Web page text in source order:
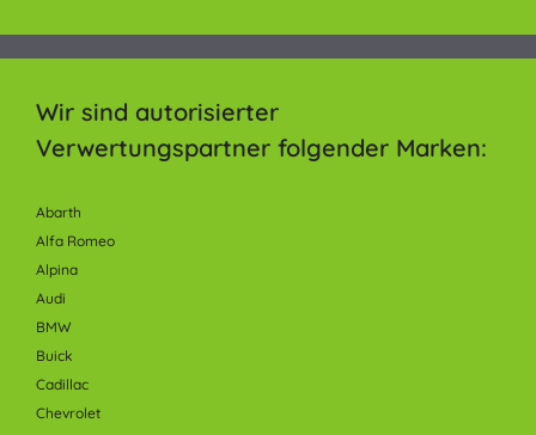
Wir sind autorisierter
Verwertungspartner folgender Marken:
Abarth
Alfa Romeo
Alpina
Audi
BMW
Buick
Cadillac
Chevrolet